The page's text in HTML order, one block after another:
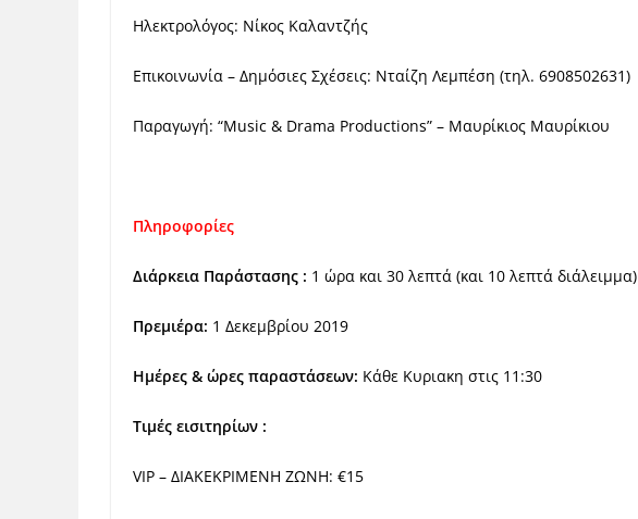
Ηλεκτρολόγος: Νίκος Καλαντζής
Επικοινωνία – Δημόσιες Σχέσεις: Νταίζη Λεμπέση (τηλ. 6908502631)
Παραγωγή: “Music & Drama Productions” – Μαυρίκιος Μαυρίκιου
Πληροφορίες
Διάρκεια Παράστασης : 1 ώρα και 30 λεπτά (και 10 λεπτά διάλειμμα)
Πρεμιέρα: 1 Δεκεμβρίου 2019
Ημέρες & ώρες παραστάσεων: Κάθε Κυριακη στις 11:30
Τιμές εισιτηρίων :
VIP – ΔΙΑΚΕΚΡΙΜΕΝΗ ΖΩΝΗ: €15